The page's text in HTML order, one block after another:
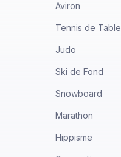
Aviron
Tennis de Table
Judo
Ski de Fond
Snowboard
Marathon
Hippisme